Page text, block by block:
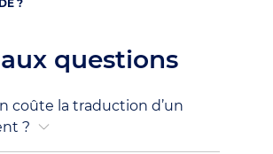
?
questions
coûte la traduction d’un
?